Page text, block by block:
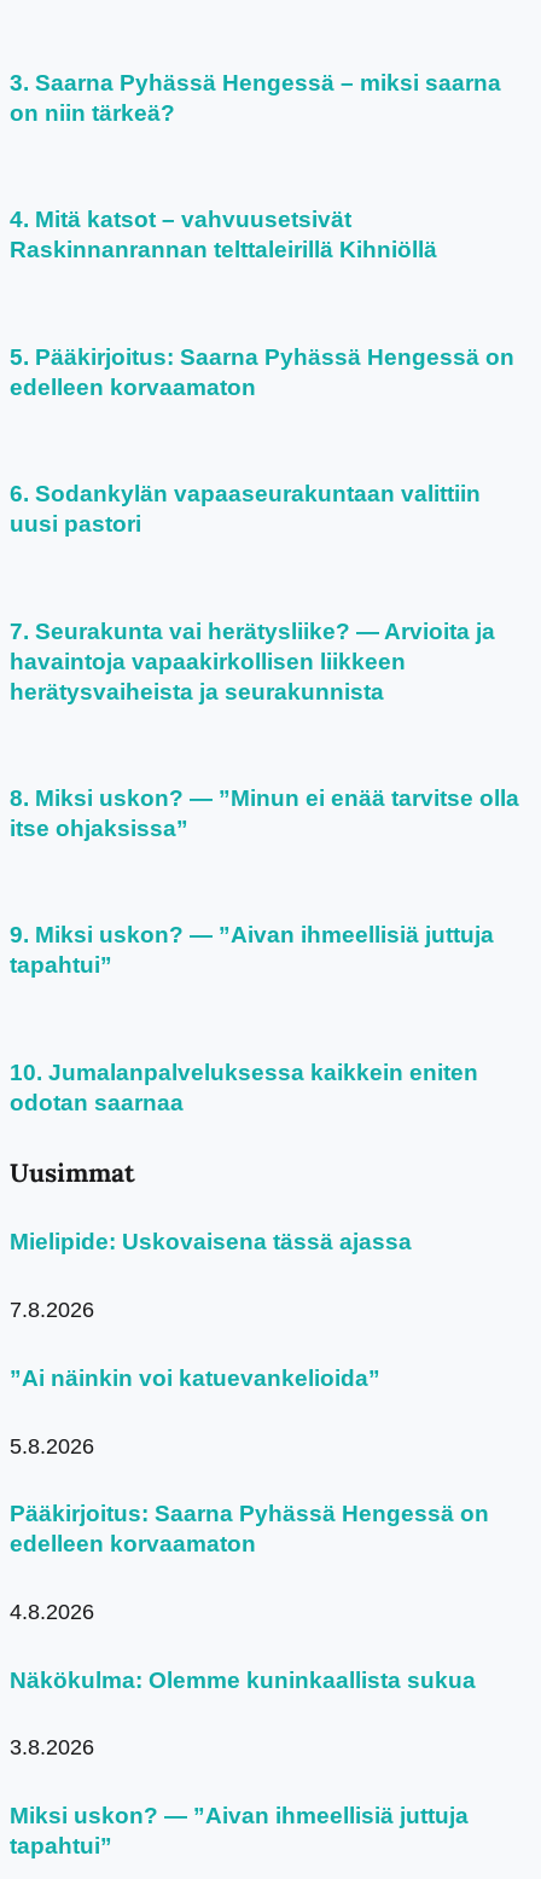
Saarna Pyhässä Hengessä – miksi saarna
on niin tärkeä?
Mitä katsot – vahvuusetsivät
Raskinnanrannan telttaleirillä Kihniöllä
Pääkirjoitus: Saarna Pyhässä Hengessä on
edelleen korvaamaton
Sodankylän vapaaseurakuntaan valittiin
uusi pastori
Seurakunta vai herätysliike? — Arvioita ja
havaintoja vapaakirkollisen liikkeen
herätysvaiheista ja seurakunnista
Miksi uskon? — ”Minun ei enää tarvitse olla
itse ohjaksissa”
Miksi uskon? — ”Aivan ihmeellisiä juttuja
tapahtui”
Jumalanpalveluksessa kaikkein eniten
odotan saarnaa
Uusimmat
Mielipide: Uskovaisena tässä ajassa
7.8.2026
”Ai näinkin voi katuevankelioida”
5.8.2026
Pääkirjoitus: Saarna Pyhässä Hengessä on
edelleen korvaamaton
4.8.2026
Näkökulma: Olemme kuninkaallista sukua
3.8.2026
Miksi uskon? — ”Aivan ihmeellisiä juttuja
tapahtui”